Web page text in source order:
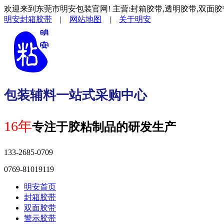
欢迎来到东莞市明安包装官网! 主营:封箱胶带,透明胶带,双面
明安封箱胶带 | 网站地图 | 关于明安
包装辅料一站式采购中心
16年专注于胶粘制品的研发生产
133-2685-0709
0769-81019119
明安首页
封箱胶带
双面胶带
警示胶带